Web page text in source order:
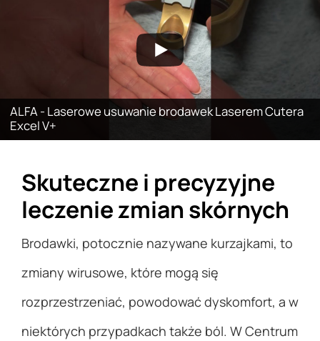
ALFA - Laserowe usuwanie brodawek Laserem Cutera
Excel V+
Skuteczne i precyzyjne
leczenie zmian skórnych
Brodawki, potocznie nazywane kurzajkami, to
zmiany wirusowe, które mogą się
rozprzestrzeniać, powodować dyskomfort, a w
niektórych przypadkach także ból. W Centrum